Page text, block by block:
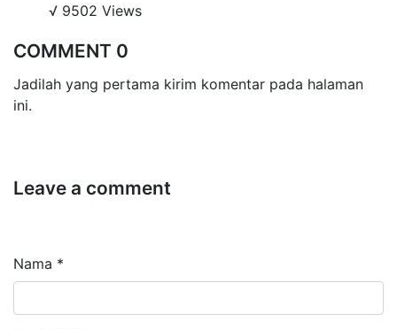
√ 9502 Views
COMMENT 0
Jadilah yang pertama kirim komentar pada halaman
ini.
Leave a comment
Nama *